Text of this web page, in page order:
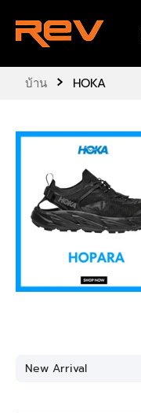
ข้าม
ไป
เนื้อหา
บ้าน › HOKA
New Arrival